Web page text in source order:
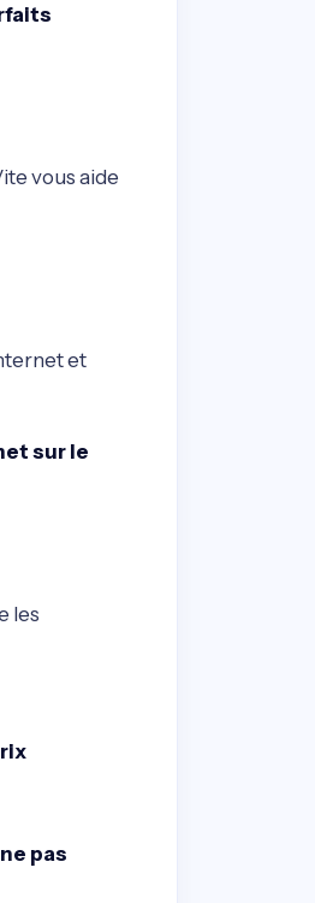
vous aide
et
sur le
les
pas